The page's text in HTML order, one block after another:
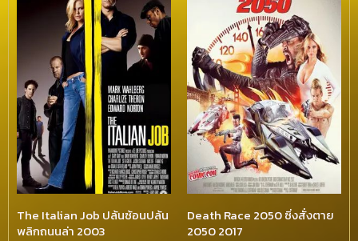
The Italian Job ปล้นซ้อนปล้น
พลิกถนนล่า 2003
Death Race 2050 ซิ่งสั่งตาย
2050 2017